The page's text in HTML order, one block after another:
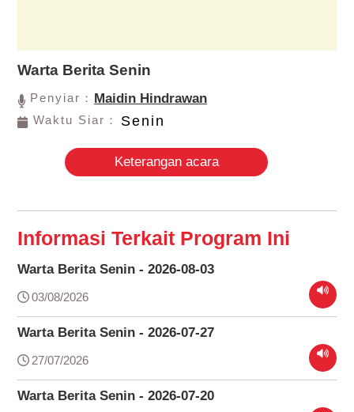
Warta Berita Senin
Penyiar： Maidin Hindrawan
Waktu Siar： Senin
Keterangan acara
Informasi Terkait Program Ini
Warta Berita Senin - 2026-08-03
03/08/2026
Warta Berita Senin - 2026-07-27
27/07/2026
Warta Berita Senin - 2026-07-20